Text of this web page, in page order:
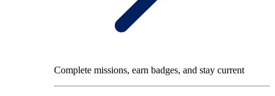
Complete missions, earn badges, and stay current